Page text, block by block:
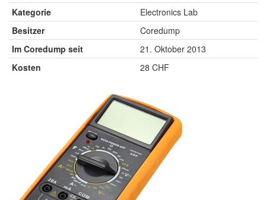
Kategorie
Electronics Lab
Besitzer
Coredump
Im Coredump seit
21. Oktober 2013
Kosten
28 CHF